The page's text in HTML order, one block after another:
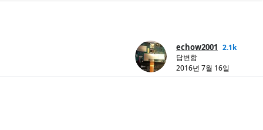
echow2001 2.1k
답변함
2016년 7월 16일